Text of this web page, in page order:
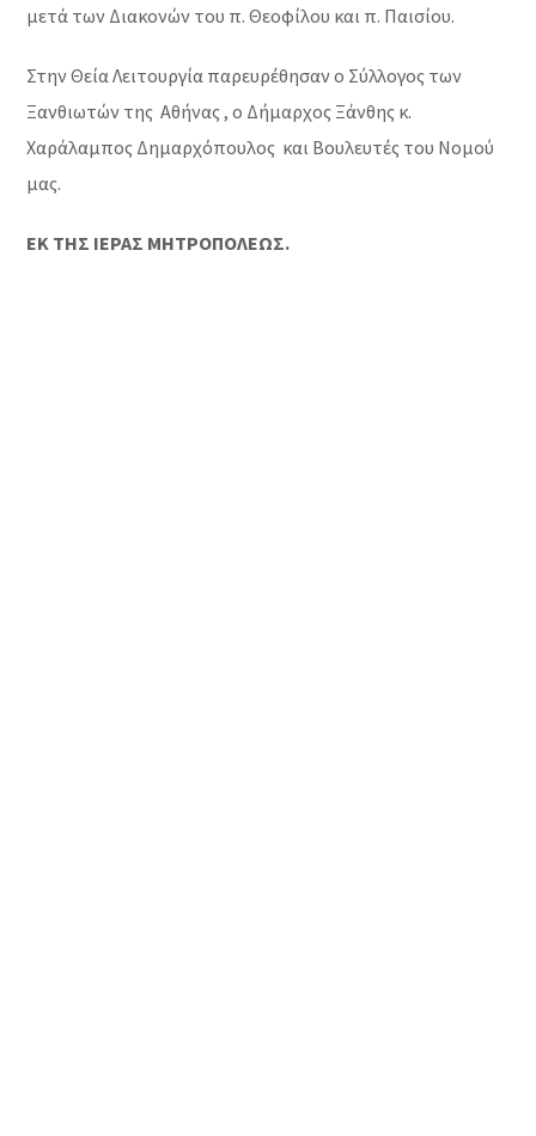
μετά των Διακονών του π. Θεοφίλου και π. Παισίου.
Στην Θεία Λειτουργία παρευρέθησαν ο Σύλλογος των
Ξανθιωτών της Αθήνας , ο Δήμαρχος Ξάνθης κ.
Χαράλαμπος Δημαρχόπουλος και Βουλευτές του Νομού
μας.
ΕΚ ΤΗΣ ΙΕΡΑΣ ΜΗΤΡΟΠΟΛΕΩΣ.